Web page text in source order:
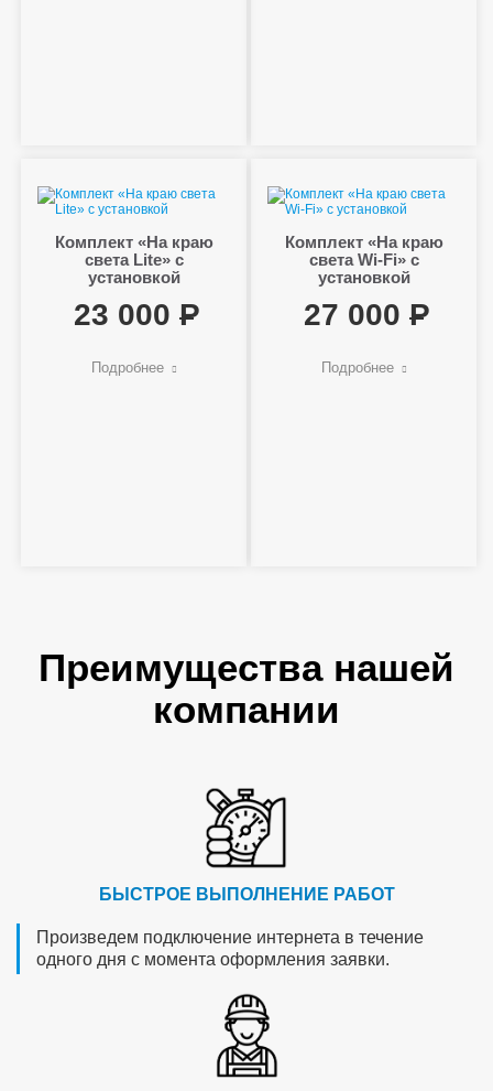
Комплект «На краю
света Lite» с
установкой
23 000
Подробнее
Комплект «На краю
света Wi-Fi» с
установкой
27 000
Подробнее
Преимущества нашей
компании
БЫСТРОЕ ВЫПОЛНЕНИЕ РАБОТ
Произведем подключение интернета в течение
одного дня с момента оформления заявки.